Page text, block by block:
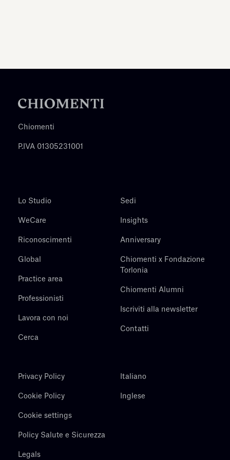
Chiomenti
P.IVA 01305231001
Lo Studio
WeCare
Riconoscimenti
Global
Practice area
Professionisti
Lavora con noi
Cerca
Sedi
Insights
Anniversary
Chiomenti x Fondazione
Torlonia
Chiomenti Alumni
Iscriviti alla newsletter
Contatti
Privacy Policy
Cookie Policy
Cookie settings
Policy Salute e Sicurezza
Legals
Italiano
Inglese